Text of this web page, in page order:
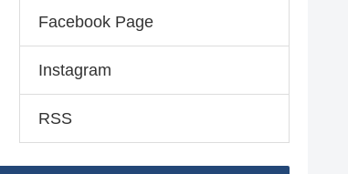
Facebook Page
Instagram
RSS